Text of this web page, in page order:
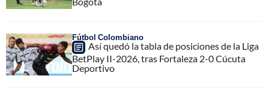
Fútbol Colombiano
Así quedó la tabla de posiciones de la Liga
BetPlay II-2026, tras Fortaleza 2-0 Cúcuta
Deportivo